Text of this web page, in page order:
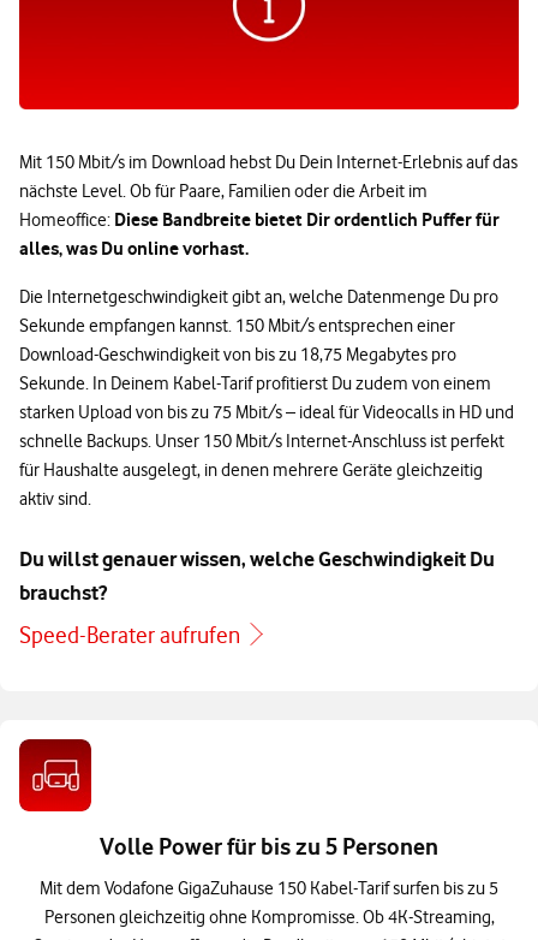
Mit 150 Mbit/s im Download hebst Du Dein Internet-Erlebnis auf das
nächste Level. Ob für Paare, Familien oder die Arbeit im
Homeoffice: Diese Bandbreite bietet Dir ordentlich Puffer für
alles, was Du online vorhast.
Die Internetgeschwindigkeit gibt an, welche Datenmenge Du pro
Sekunde empfangen kannst. 150 Mbit/s entsprechen einer
Download-Geschwindigkeit von bis zu 18,75 Megabytes pro
Sekunde. In Deinem Kabel-Tarif profitierst Du zudem von einem
starken Upload von bis zu 75 Mbit/s – ideal für Videocalls in HD und
schnelle Backups. Unser 150 Mbit/s Internet-Anschluss ist perfekt
für Haushalte ausgelegt, in denen mehrere Geräte gleichzeitig
aktiv sind.
Du willst genauer wissen, welche Geschwindigkeit Du
brauchst?
Speed-Berater aufrufen
Volle Power für bis zu 5 Personen
Mit dem Vodafone GigaZuhause 150 Kabel-Tarif surfen bis zu 5
Personen gleichzeitig ohne Kompromisse. Ob 4K-Streaming,